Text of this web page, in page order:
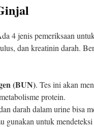
4 jenis pemeriksaan
dan kreatinin darah.
(BUN). Tes ini akan
protein.
darah dalam urine bisa
gunakan untuk